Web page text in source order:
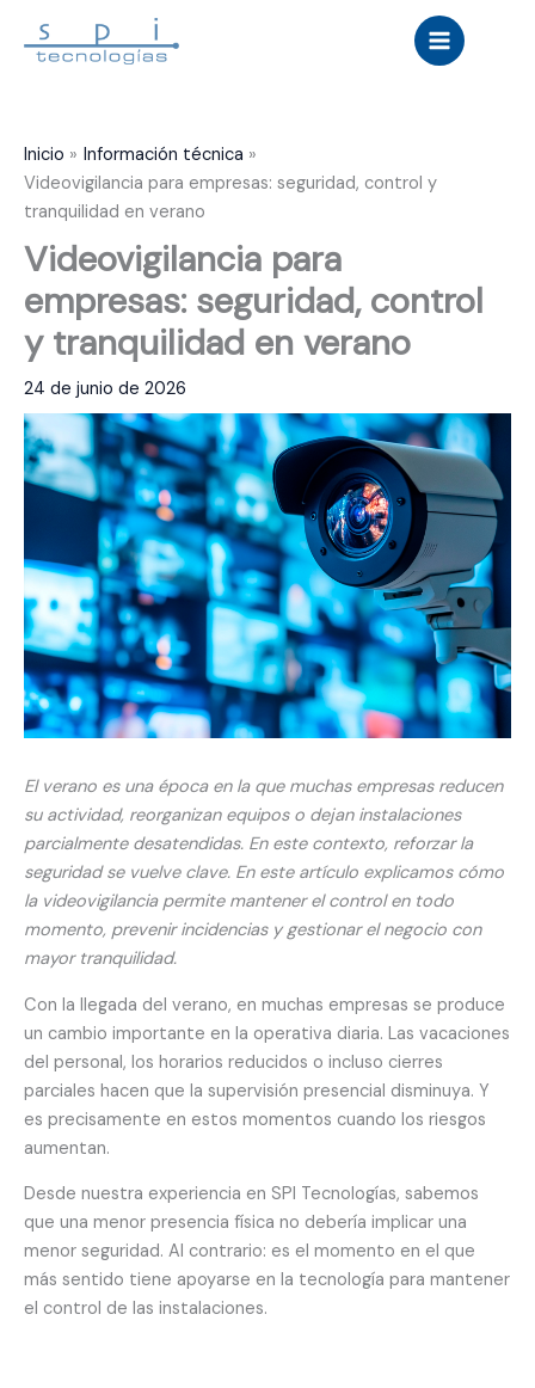
contenido
Inicio
Información técnica
Videovigilancia para empresas: seguridad, control y
tranquilidad en verano
Videovigilancia para
empresas: seguridad, control
y tranquilidad en verano
24 de junio de 2026
El verano es una época en la que muchas empresas reducen
su actividad, reorganizan equipos o dejan instalaciones
parcialmente desatendidas. En este contexto, reforzar la
seguridad se vuelve clave. En este artículo explicamos cómo
la videovigilancia permite mantener el control en todo
momento, prevenir incidencias y gestionar el negocio con
mayor tranquilidad.
Con la llegada del verano, en muchas empresas se produce
un cambio importante en la operativa diaria. Las vacaciones
del personal, los horarios reducidos o incluso cierres
parciales hacen que la supervisión presencial disminuya. Y
es precisamente en estos momentos cuando los riesgos
aumentan.
Desde nuestra experiencia en SPI Tecnologías, sabemos
que una menor presencia física no debería implicar una
menor seguridad. Al contrario: es el momento en el que
más sentido tiene apoyarse en la tecnología para mantener
el control de las instalaciones.